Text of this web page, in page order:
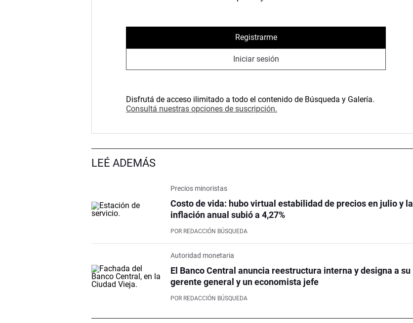
Registrarme
Iniciar sesión
Disfrutá de acceso ilimitado a todo el contenido de Búsqueda y Galería.
Consultá nuestras opciones de suscripción.
LEÉ ADEMÁS
Precios minoristas
Costo de vida: hubo virtual estabilidad de precios en julio y la
inflación anual subió a 4,27%
POR REDACCIÓN BÚSQUEDA
Autoridad monetaria
El Banco Central anuncia reestructura interna y designa a su
gerente general y un economista jefe
POR REDACCIÓN BÚSQUEDA